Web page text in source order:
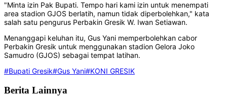
"Minta izin Pak Bupati. Tempo hari kami izin untuk menempati
area stadion GJOS berlatih, namun tidak diperbolehkan," kata
salah satu pengurus Perbakin Gresik W. Iwan Setiawan.
Menanggapi keluhan itu, Gus Yani memperbolehkan cabor
Perbakin Gresik untuk menggunakan stadion Gelora Joko
Samudro (GJOS) sebagai tempat latihan.
#Bupati Gresik#Gus Yani#KONI GRESIK
Berita Lainnya